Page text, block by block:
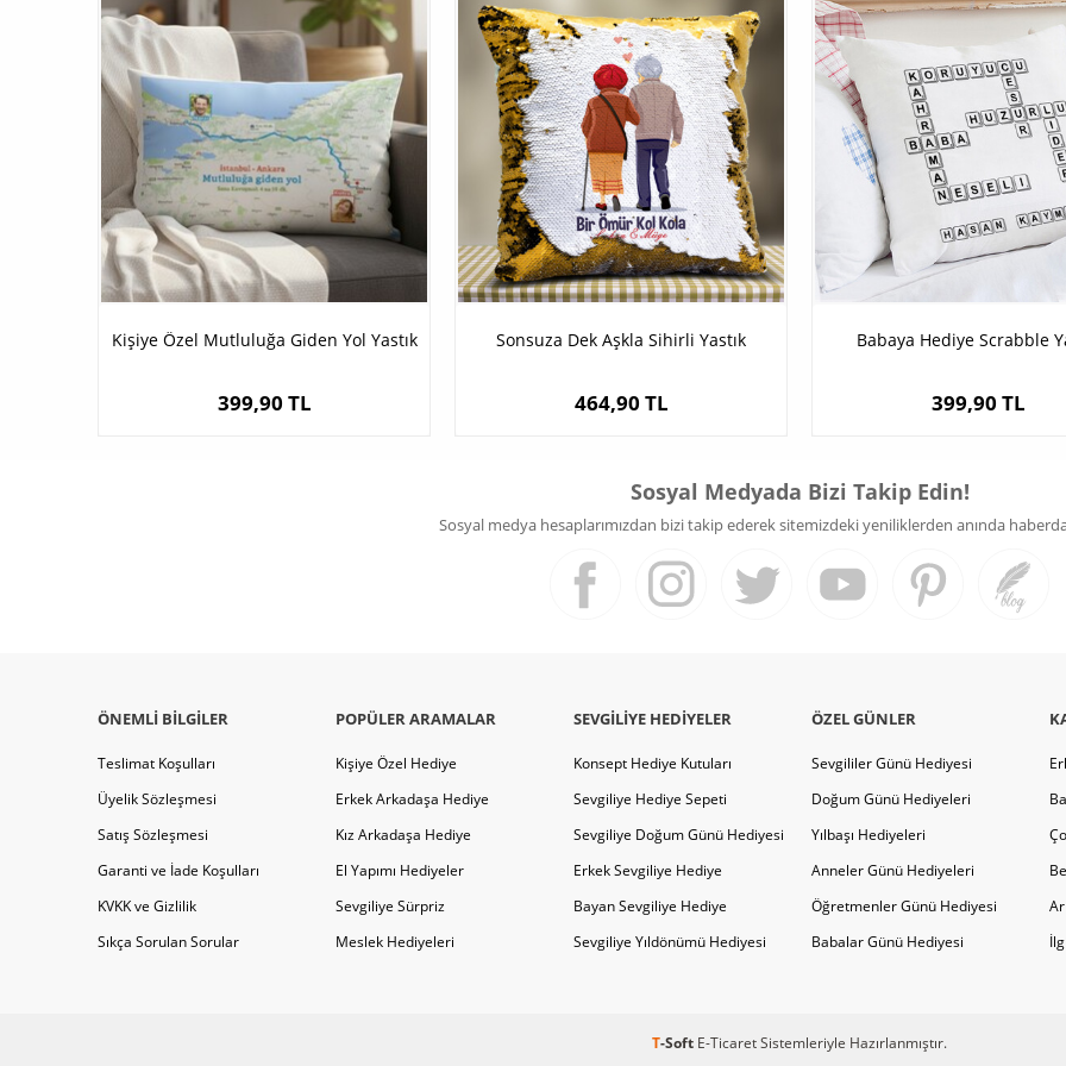
Kişiye Özel Mutluluğa Giden Yol Yastık
399,90 TL
Sonsuza Dek Aşkla Sihirli Yastık
464,90 TL
Babaya Hediye Scrabble
399,90 TL
Sosyal Medyada Bizi Takip Edin!
Sosyal medya hesaplarımızdan bizi takip ederek sitemizdeki yeniliklerden anında
ÖNEMLI BILGILER
Teslimat Koşulları
Üyelik Sözleşmesi
Satış Sözleşmesi
Garanti ve İade Koşulları
KVKK ve Gizlilik
Sıkça Sorulan Sorular
POPÜLER ARAMALAR
Kişiye Özel Hediye
Erkek Arkadaşa Hediye
Kız Arkadaşa Hediye
El Yapımı Hediyeler
Sevgiliye Sürpriz
Meslek Hediyeleri
SEVGILIYE HEDIYELER
Konsept Hediye Kutuları
Sevgiliye Hediye Sepeti
Sevgiliye Doğum Günü Hediyesi
Erkek Sevgiliye Hediye
Bayan Sevgiliye Hediye
Sevgiliye Yıldönümü Hediyesi
ÖZEL GÜNLER
Sevgililer Günü Hediyesi
Doğum Günü Hediyeleri
Yılbaşı Hediyeleri
Anneler Günü Hediyeleri
Öğretmenler Günü Hediyesi
Babalar Günü Hediyesi
T-Soft E-TicaretSistemleriyle Hazırlanmıştır.